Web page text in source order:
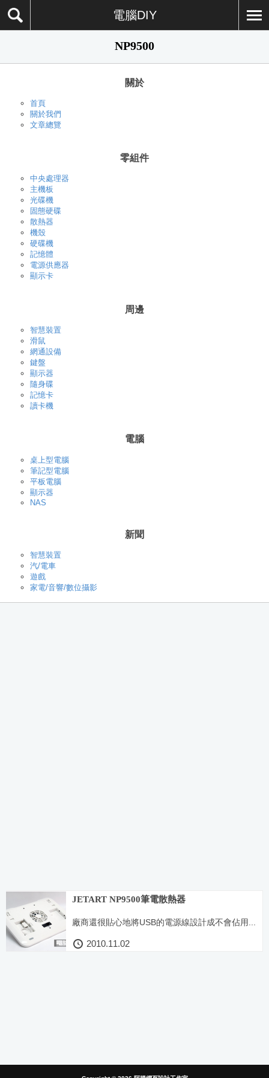
電腦DIY
NP9500
關於
首頁
關於我們
文章總覽
零組件
中央處理器
主機板
光碟機
固態硬碟
散熱器
機殼
硬碟機
記憶體
電源供應器
顯示卡
周邊
智慧裝置
滑鼠
網通設備
鍵盤
顯示器
隨身碟
記憶卡
讀卡機
電腦
桌上型電腦
筆記型電腦
平板電腦
顯示器
NAS
新聞
智慧裝置
汽/電車
遊戲
家電/音響/數位攝影
JETART NP9500筆電散熱器
廠商還很貼心地將USB的電源線設計成不會佔用...
2010.11.02